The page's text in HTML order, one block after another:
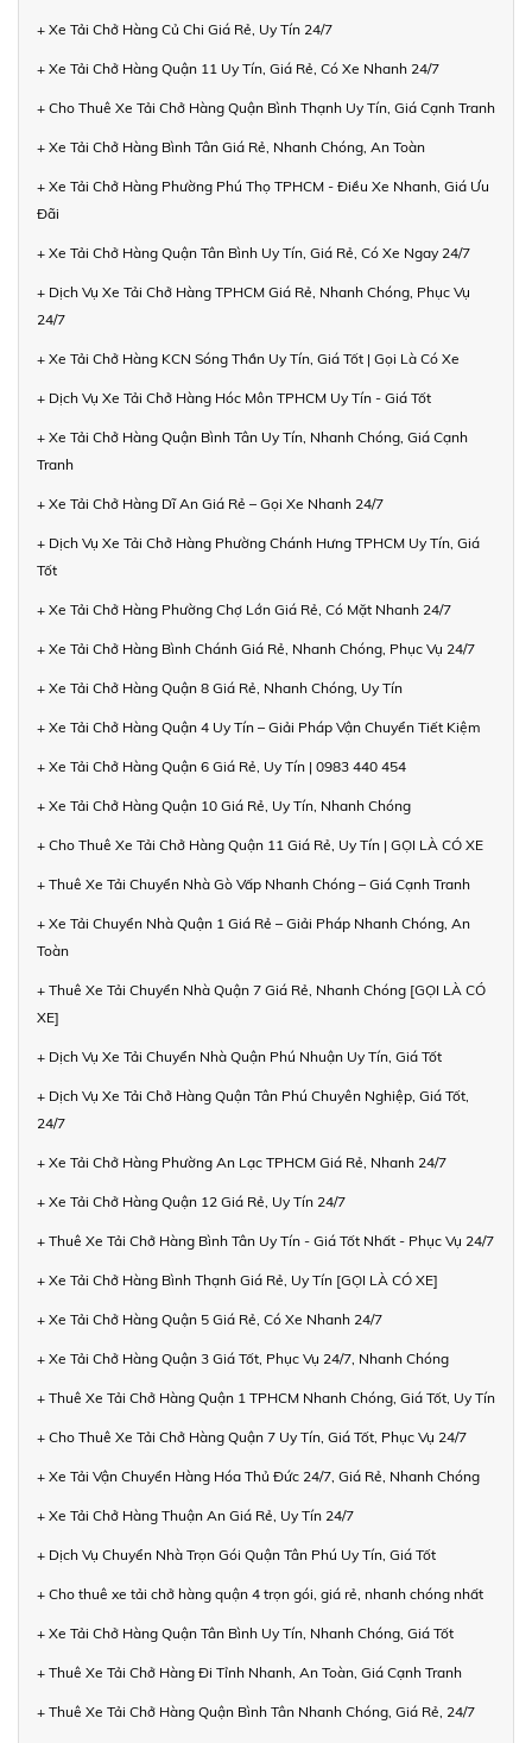
+ Xe Tải Chở Hàng Củ Chi Giá Rẻ, Uy Tín 24/7
+ Xe Tải Chở Hàng Quận 11 Uy Tín, Giá Rẻ, Có Xe Nhanh 24/7
+ Cho Thuê Xe Tải Chở Hàng Quận Bình Thạnh Uy Tín, Giá Cạnh Tranh
+ Xe Tải Chở Hàng Bình Tân Giá Rẻ, Nhanh Chóng, An Toàn
+ Xe Tải Chở Hàng Phường Phú Thọ TPHCM - Điều Xe Nhanh, Giá Ưu
Đãi
+ Xe Tải Chở Hàng Quận Tân Bình Uy Tín, Giá Rẻ, Có Xe Ngay 24/7
+ Dịch Vụ Xe Tải Chở Hàng TPHCM Giá Rẻ, Nhanh Chóng, Phục Vụ
24/7
+ Xe Tải Chở Hàng KCN Sóng Thần Uy Tín, Giá Tốt | Gọi Là Có Xe
+ Dịch Vụ Xe Tải Chở Hàng Hóc Môn TPHCM Uy Tín - Giá Tốt
+ Xe Tải Chở Hàng Quận Bình Tân Uy Tín, Nhanh Chóng, Giá Cạnh
Tranh
+ Xe Tải Chở Hàng Dĩ An Giá Rẻ – Gọi Xe Nhanh 24/7
+ Dịch Vụ Xe Tải Chở Hàng Phường Chánh Hưng TPHCM Uy Tín, Giá
Tốt
+ Xe Tải Chở Hàng Phường Chợ Lớn Giá Rẻ, Có Mặt Nhanh 24/7
+ Xe Tải Chở Hàng Bình Chánh Giá Rẻ, Nhanh Chóng, Phục Vụ 24/7
+ Xe Tải Chở Hàng Quận 8 Giá Rẻ, Nhanh Chóng, Uy Tín
+ Xe Tải Chở Hàng Quận 4 Uy Tín – Giải Pháp Vận Chuyển Tiết Kiệm
+ Xe Tải Chở Hàng Quận 6 Giá Rẻ, Uy Tín | 0983 440 454
+ Xe Tải Chở Hàng Quận 10 Giá Rẻ, Uy Tín, Nhanh Chóng
+ Cho Thuê Xe Tải Chở Hàng Quận 11 Giá Rẻ, Uy Tín | GỌI LÀ CÓ XE
+ Thuê Xe Tải Chuyển Nhà Gò Vấp Nhanh Chóng – Giá Cạnh Tranh
+ Xe Tải Chuyển Nhà Quận 1 Giá Rẻ – Giải Pháp Nhanh Chóng, An
Toàn
+ Thuê Xe Tải Chuyển Nhà Quận 7 Giá Rẻ, Nhanh Chóng [GỌI LÀ CÓ
XE]
+ Dịch Vụ Xe Tải Chuyển Nhà Quận Phú Nhuận Uy Tín, Giá Tốt
+ Dịch Vụ Xe Tải Chở Hàng Quận Tân Phú Chuyên Nghiệp, Giá Tốt,
24/7
+ Xe Tải Chở Hàng Phường An Lạc TPHCM Giá Rẻ, Nhanh 24/7
+ Xe Tải Chở Hàng Quận 12 Giá Rẻ, Uy Tín 24/7
+ Thuê Xe Tải Chở Hàng Bình Tân Uy Tín - Giá Tốt Nhất - Phục Vụ 24/7
+ Xe Tải Chở Hàng Bình Thạnh Giá Rẻ, Uy Tín [GỌI LÀ CÓ XE]
+ Xe Tải Chở Hàng Quận 5 Giá Rẻ, Có Xe Nhanh 24/7
+ Xe Tải Chở Hàng Quận 3 Giá Tốt, Phục Vụ 24/7, Nhanh Chóng
+ Thuê Xe Tải Chở Hàng Quận 1 TPHCM Nhanh Chóng, Giá Tốt, Uy Tín
+ Cho Thuê Xe Tải Chở Hàng Quận 7 Uy Tín, Giá Tốt, Phục Vụ 24/7
+ Xe Tải Vận Chuyển Hàng Hóa Thủ Đức 24/7, Giá Rẻ, Nhanh Chóng
+ Xe Tải Chở Hàng Thuận An Giá Rẻ, Uy Tín 24/7
+ Dịch Vụ Chuyển Nhà Trọn Gói Quận Tân Phú Uy Tín, Giá Tốt
+ Cho thuê xe tải chở hàng quận 4 trọn gói, giá rẻ, nhanh chóng nhất
+ Xe Tải Chở Hàng Quận Tân Bình Uy Tín, Nhanh Chóng, Giá Tốt
+ Thuê Xe Tải Chở Hàng Đi Tỉnh Nhanh, An Toàn, Giá Cạnh Tranh
+ Thuê Xe Tải Chở Hàng Quận Bình Tân Nhanh Chóng, Giá Rẻ, 24/7